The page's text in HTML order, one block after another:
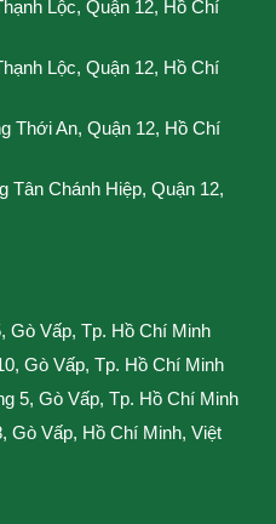
Lộc, Quận 12, Hồ Chí
Lộc, Quận 12, Hồ Chí
Thới An, Quận 12, Hồ Chí
Tân Chánh Hiệp, Quận 12,
Gò Vấp, Tp. Hồ Chí Minh
Gò Vấp, Tp. Hồ Chí Minh
5, Gò Vấp, Tp. Hồ Chí Minh
Gò Vấp, Hồ Chí Minh, Việt